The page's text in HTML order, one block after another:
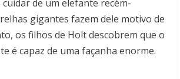
de um elefante recém-
gigantes fazem dele motivo de
os filhos de Holt descobrem que o
é capaz de uma façanha enorme.